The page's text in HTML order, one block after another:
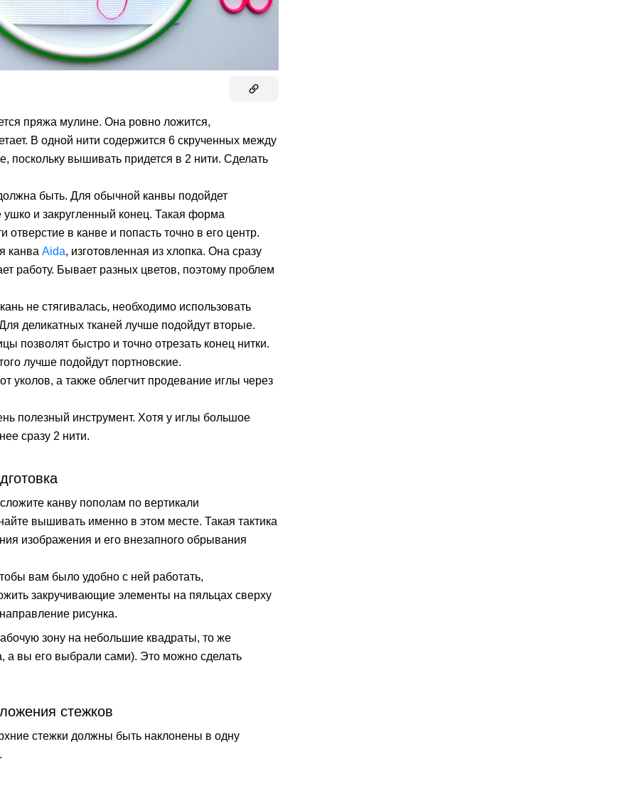
пряжа мулине. Она ровно ложится,
В одной нити содержится 6 скрученных между
поскольку вышивать придется в 2 нити. Сделать
быть. Для обычной канвы подойдет
и закругленный конец. Такая форма
в канве и попасть точно в его центр.
канва Aida, изготовленная из хлопка. Она сразу
работу. Бывает разных цветов, поэтому проблем
не стягивалась, необходимо использовать
деликатных тканей лучше подойдут вторые.
позволят быстро и точно отрезать конец нитки.
лучше подойдут портновские.
уколов, а также облегчит продевание иглы через
полезный инструмент. Хотя у иглы большое
сразу 2 нити.
канву пополам по вертикали
вышивать именно в этом месте. Такая тактика
изображения и его внезапного обрывания
вам было удобно с ней работать,
закручивающие элементы на пяльцах сверху
рисунка.
зону на небольшие квадраты, то же
а вы его выбрали сами). Это можно сделать
стежков
стежки должны быть наклонены в одну